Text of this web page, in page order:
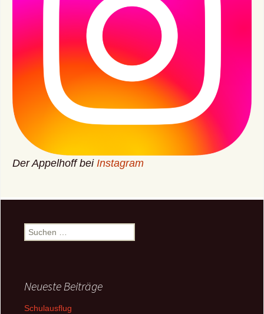
Der Appelhoff bei Instagram
Suchen
nach:
Neueste Beiträge
Schulausflug